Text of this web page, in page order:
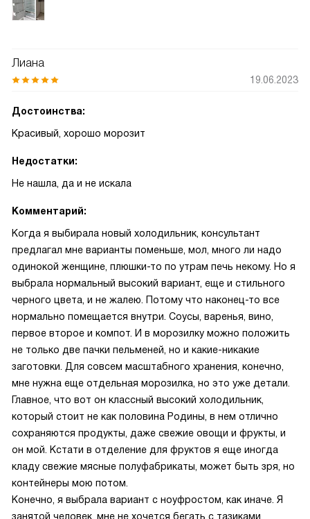
Лиана
19.06.2023
Достоинства:
Красивый, хорошо морозит
Недостатки:
Не нашла, да и не искала
Комментарий:
Когда я выбирала новый холодильник, консультант
предлагал мне варианты поменьше, мол, много ли надо
одинокой женщине, плюшки-то по утрам печь некому. Но я
выбрала нормальный высокий вариант, еще и стильного
черного цвета, и не жалею. Потому что наконец-то все
нормально помещается внутри. Соусы, варенья, вино,
первое второе и компот. И в морозилку можно положить
не только две пачки пельменей, но и какие-никакие
заготовки. Для совсем масштабного хранения, конечно,
мне нужна еще отдельная морозилка, но это уже детали.
Главное, что вот он классный высокий холодильник,
который стоит не как половина Родины, в нем отлично
сохраняются продукты, даже свежие овощи и фрукты, и
он мой. Кстати в отделение для фруктов я еще иногда
кладу свежие мясные полуфабрикаты, может быть зря, но
контейнеры мою потом.
Конечно, я выбрала вариант с ноуфростом, как иначе. Я
занятой человек, мне не хочется бегать с тазиками